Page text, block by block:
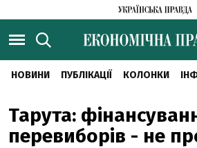
НОВИНИ ПУБЛІКАЦІЇ КОЛОНКИ
Тарута:
перевиборів - не